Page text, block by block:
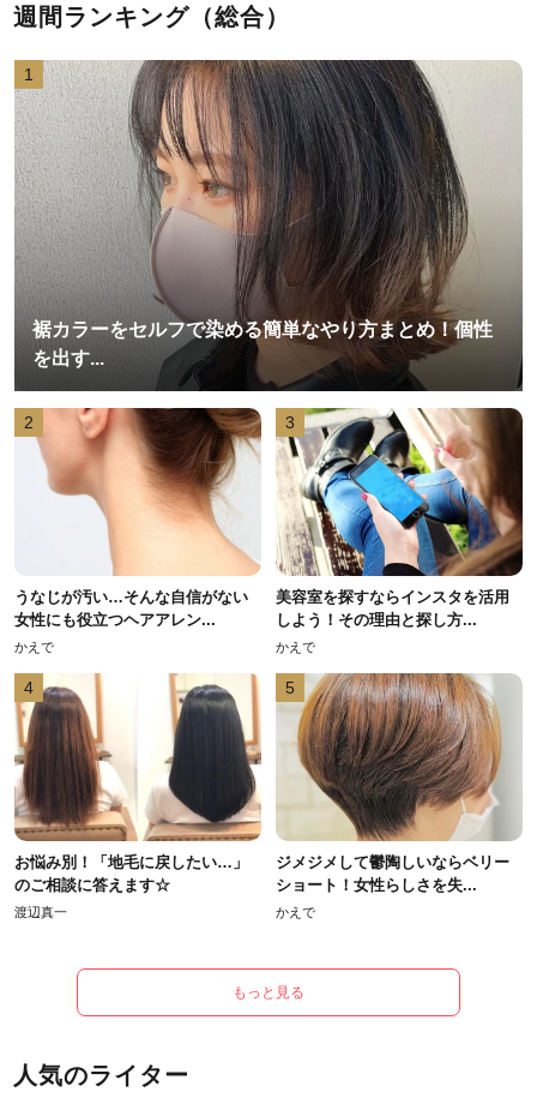
週間ランキング（総合）
1
裾カラーをセルフで染める簡単なやり方まとめ！個性
を出す...
2
うなじが汚い…そんな自信がない
女性にも役立つヘアアレン...
かえで
3
美容室を探すならインスタを活用
しよう！その理由と探し方...
かえで
4
お悩み別！「地毛に戻したい…」
のご相談に答えます☆
渡辺真一
5
ジメジメして鬱陶しいならベリー
ショート！女性らしさを失...
かえで
もっと見る
人気のライター